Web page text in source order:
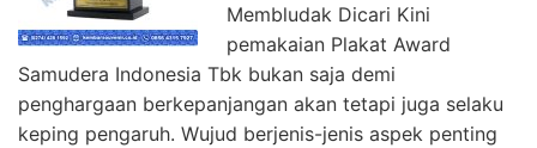
Membludak Dicari Kini
pemakaian Plakat Award
Samudera Indonesia Tbk bukan saja demi
penghargaan berkepanjangan akan tetapi juga selaku
keping pengaruh. Wujud berjenis-jenis aspek penting